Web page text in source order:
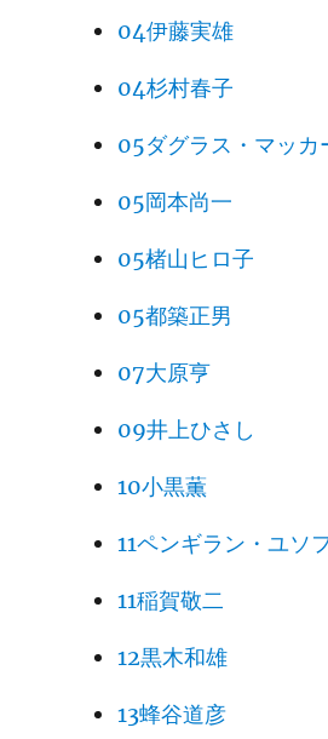
04伊藤実雄
04杉村春子
05ダグラス・マッカ
05岡本尚一
05楮山ヒロ子
05都築正男
07大原亨
09井上ひさし
10小黒薫
11ペンギラン・ユソ
11稲賀敬二
12黒木和雄
13蜂谷道彦